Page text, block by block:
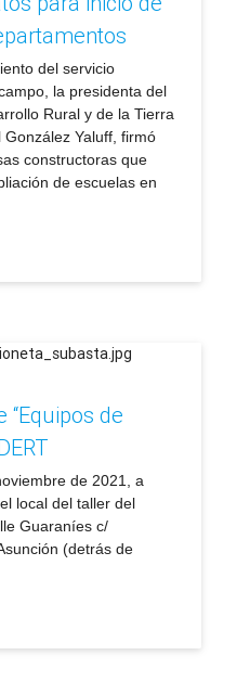
del servicio
la presidenta del
Rural y de la Tierra
Yaluff, firmó
constructoras que
de escuelas en
de
de 2021, a
local del taller del
Guaraníes c/
(detrás de